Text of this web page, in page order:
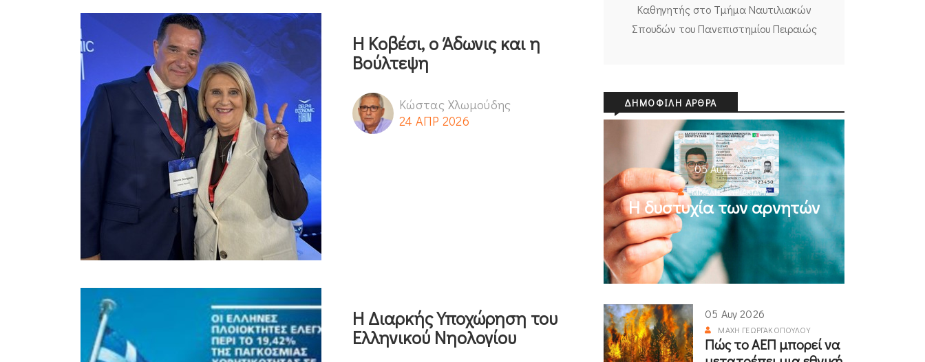
Η Κοβέσι, ο Άδωνις και η
Βούλτεψη
Κώστας Χλωμούδης
24 ΑΠΡ 2026
Η Διαρκής Υποχώρηση του
Ελληνικού Νηολογίου
Καθηγητής στο Τμήμα Ναυτιλιακών
Σπουδών του Πανεπιστημίου Πειραιώς
ΔΗΜΟΦΙΛΉ ΆΡΘΡΑ
05 Αυγ 2026
ΜΙΧΆΛΗΣ ΚΥΡΙΑΚΊΔΗΣ
Η δυστυχία των αρνητών
05 Αυγ 2026
ΜΆΧΗ ΓΕΩΡΓΑΚΟΠΟΎΛΟΥ
Πώς το ΑΕΠ μπορεί να